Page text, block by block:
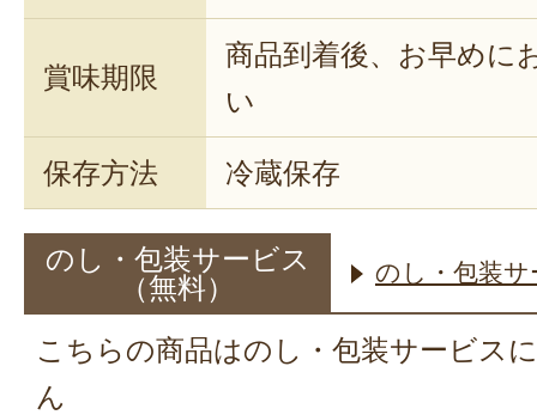
賞味期限
商品到着後、お早めに
い
保存方法 冷蔵保存
のし・包装サービス
（無料）
のし・包装
こちらの商品はのし・包装サービス
ん